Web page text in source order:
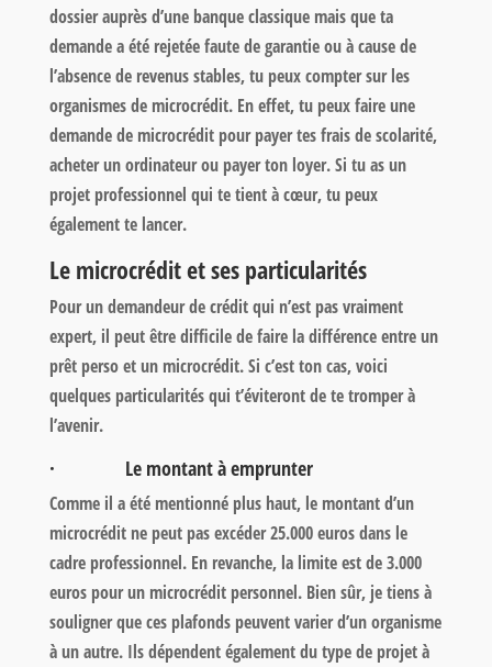
dossier auprès d’une banque classique mais que ta
demande a été rejetée faute de garantie ou à cause de
l’absence de revenus stables, tu peux compter sur les
organismes de microcrédit. En effet, tu peux faire une
demande de microcrédit pour payer tes frais de scolarité,
acheter un ordinateur ou payer ton loyer. Si tu as un
projet professionnel qui te tient à cœur, tu peux
également te lancer.
Le microcrédit et ses particularités
Pour un demandeur de crédit qui n’est pas vraiment
expert, il peut être difficile de faire la différence entre un
prêt perso et un microcrédit. Si c’est ton cas, voici
quelques particularités qui t’éviteront de te tromper à
l’avenir.
· Le montant à emprunter
Comme il a été mentionné plus haut, le montant d’un
microcrédit ne peut pas excéder 25.000 euros dans le
cadre professionnel. En revanche, la limite est de 3.000
euros pour un microcrédit personnel. Bien sûr, je tiens à
souligner que ces plafonds peuvent varier d’un organisme
à un autre. Ils dépendent également du type de projet à